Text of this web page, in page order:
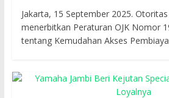
Jakarta, 15 September 2025. Otoritas
menerbitkan Peraturan OJK Nomor
tentang Kemudahan Akses